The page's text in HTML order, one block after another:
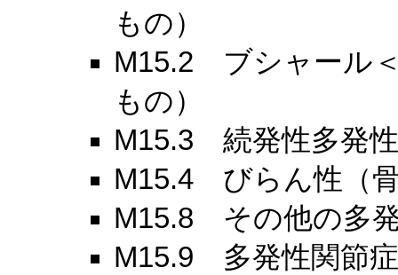
もの）
M15.2 ブシャール
もの）
M15.3 続発性多発
M15.4 びらん性（
M15.8 その他の多
M15.9 多発性関節